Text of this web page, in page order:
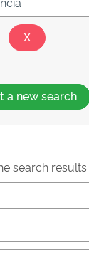
a new search
search results.